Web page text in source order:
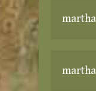
martha
martha